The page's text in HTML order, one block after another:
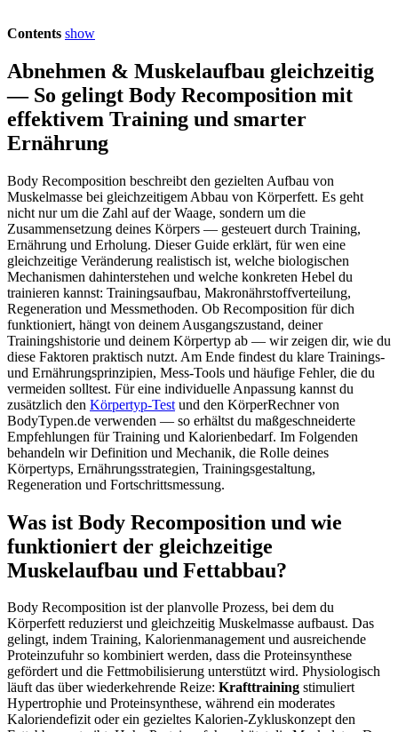
Contents show
Abnehmen & Muskelaufbau gleichzeitig
— So gelingt Body Recomposition mit
effektivem Training und smarter
Ernährung
Body Recomposition beschreibt den gezielten Aufbau von
Muskelmasse bei gleichzeitigem Abbau von Körperfett. Es geht
nicht nur um die Zahl auf der Waage, sondern um die
Zusammensetzung deines Körpers — gesteuert durch Training,
Ernährung und Erholung. Dieser Guide erklärt, für wen eine
gleichzeitige Veränderung realistisch ist, welche biologischen
Mechanismen dahinterstehen und welche konkreten Hebel du
trainieren kannst: Trainingsaufbau, Makronährstoffverteilung,
Regeneration und Messmethoden. Ob Recomposition für dich
funktioniert, hängt von deinem Ausgangszustand, deiner
Trainingshistorie und deinem Körpertyp ab — wir zeigen dir, wie du
diese Faktoren praktisch nutzt. Am Ende findest du klare Trainings-
und Ernährungsprinzipien, Mess-Tools und häufige Fehler, die du
vermeiden solltest. Für eine individuelle Anpassung kannst du
zusätzlich den Körpertyp‑Test und den KörperRechner von
BodyTypen.de verwenden — so erhältst du maßgeschneiderte
Empfehlungen für Training und Kalorienbedarf. Im Folgenden
behandeln wir Definition und Mechanik, die Rolle deines
Körpertyps, Ernährungsstrategien, Trainingsgestaltung,
Regeneration und Fortschrittsmessung.
Was ist Body Recomposition und wie
funktioniert der gleichzeitige
Muskelaufbau und Fettabbau?
Body Recomposition ist der planvolle Prozess, bei dem du
Körperfett reduzierst und gleichzeitig Muskelmasse aufbaust. Das
gelingt, indem Training, Kalorienmanagement und ausreichende
Proteinzufuhr so kombiniert werden, dass die Proteinsynthese
gefördert und die Fettmobilisierung unterstützt wird. Physiologisch
läuft das über wiederkehrende Reize: Krafttraining stimuliert
Hypertrophie und Proteinsynthese, während ein moderates
Kaloriendefizit oder ein gezieltes Kalorien‑Zykluskonzept den